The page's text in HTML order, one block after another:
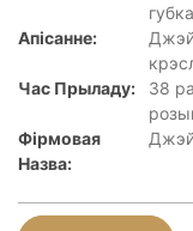
Апісанне:
Час Прыладу:
38
Фірмовая
Назва: